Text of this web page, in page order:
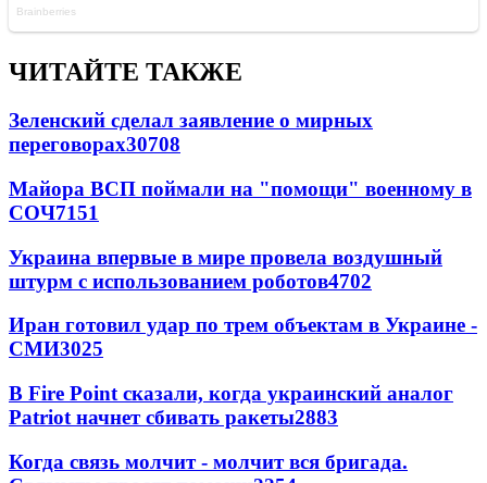
ЧИТАЙТЕ ТАКЖЕ
Зеленский сделал заявление о мирных
переговорах30708
Майора ВСП поймали на "помощи" военному в
СОЧ7151
Украина впервые в мире провела воздушный
штурм с использованием роботов4702
Иран готовил удар по трем объектам в Украине -
СМИ3025
В Fire Point сказали, когда украинский аналог
Patriot начнет сбивать ракеты2883
Когда связь молчит - молчит вся бригада.